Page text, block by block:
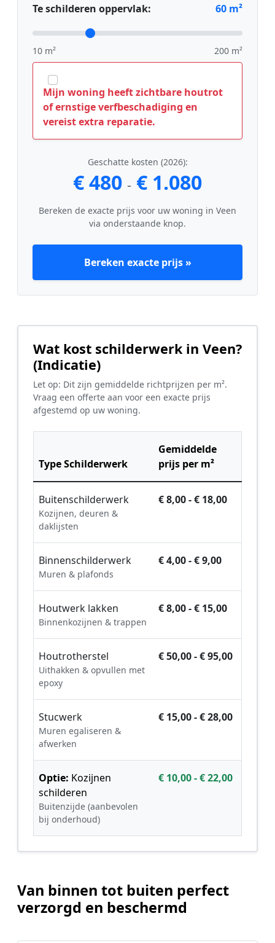
Te schilderen oppervlak: 60 m²
10 m² 200 m²
Mijn woning heeft zichtbare houtrot
of ernstige verfbeschadiging en
vereist extra reparatie.
Geschatte kosten (2026):
€ 480 - € 1.080
Bereken de exacte prijs voor uw woning in Veen
via onderstaande knop.
Bereken exacte prijs »
Wat kost schilderwerk in Veen?
(Indicatie)
Let op: Dit zijn gemiddelde richtprijzen per m².
Vraag een offerte aan voor een exacte prijs
afgestemd op uw woning.
Type Schilderwerk
Gemiddelde
prijs per m²
Buitenschilderwerk
Kozijnen, deuren &
daklijsten
€ 8,00 - € 18,00
Binnenschilderwerk
Muren & plafonds
€ 4,00 - € 9,00
Houtwerk lakken
Binnenkozijnen & trappen
€ 8,00 - € 15,00
Houtrotherstel
Uithakken & opvullen met
epoxy
€ 50,00 - € 95,00
Stucwerk
Muren egaliseren &
afwerken
€ 15,00 - € 28,00
Optie: Kozijnen
schilderen
Buitenzijde (aanbevolen
bij onderhoud)
€ 10,00 - € 22,00
Van binnen tot buiten perfect
verzorgd en beschermd